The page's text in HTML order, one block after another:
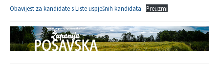
Obavijest za kandidate s Liste uspješnih kandidata Preuzmi